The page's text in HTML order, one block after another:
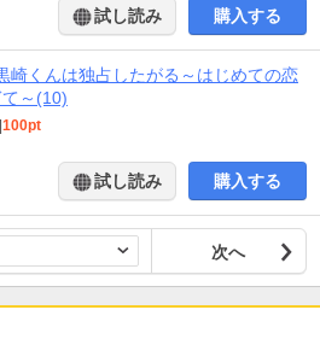
試し読み 購入する
崎くんは独占したがる～はじめての恋
～(10)
|100pt
試し読み 購入する
次へ